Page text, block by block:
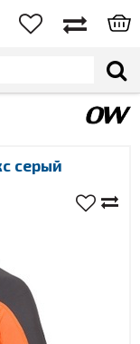
серый